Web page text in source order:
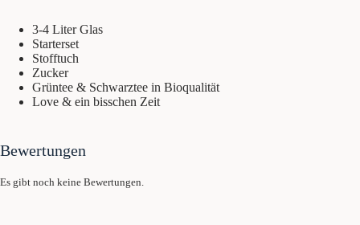
3-4 Liter Glas
Starterset
Stofftuch
Zucker
Grüntee & Schwarztee in Bioqualität
Love & ein bisschen Zeit
Bewertungen
Es gibt noch keine Bewertungen.